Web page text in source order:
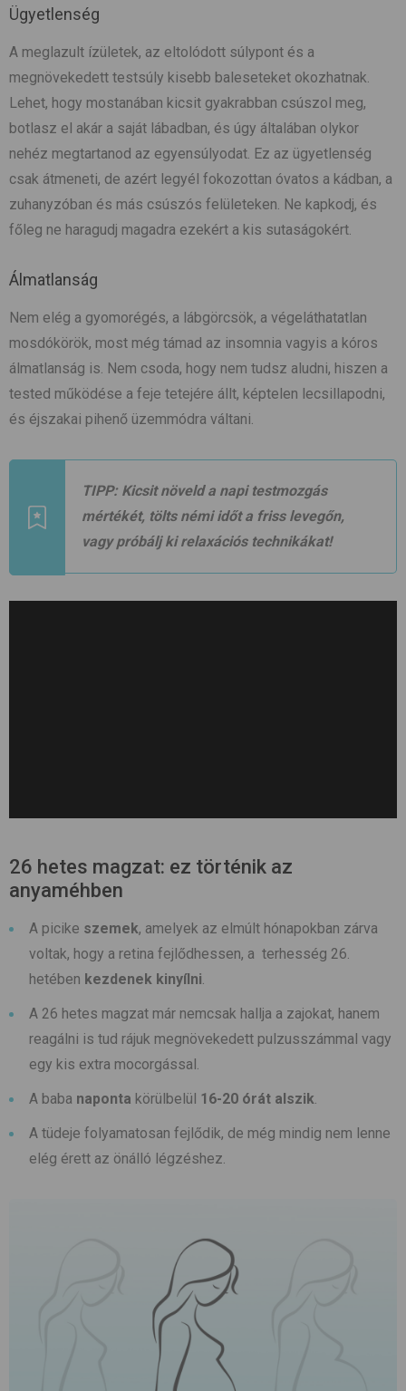
Ügyetlenség
A meglazult ízületek, az eltolódott súlypont és a
megnövekedett testsúly kisebb baleseteket okozhatnak.
Lehet, hogy mostanában kicsit gyakrabban csúszol meg,
botlasz el akár a saját lábadban, és úgy általában olykor
nehéz megtartanod az egyensúlyodat. Ez az ügyetlenség
csak átmeneti, de azért legyél fokozottan óvatos a kádban, a
zuhanyzóban és más csúszós felületeken. Ne kapkodj, és
főleg ne haragudj magadra ezekért a kis sutaságokért.
Álmatlanság
Nem elég a gyomorégés, a lábgörcsök, a végeláthatatlan
mosdókörök, most még támad az insomnia vagyis a kóros
álmatlanság is. Nem csoda, hogy nem tudsz aludni, hiszen a
tested működése a feje tetejére állt, képtelen lecsillapodni,
és éjszakai pihenő üzemmódra váltani.
TIPP: Kicsit növeld a napi testmozgás
mértékét, tölts némi időt a friss levegőn,
vagy próbálj ki relaxációs technikákat!
26 hetes magzat: ez történik az
anyaméhben
A picike szemek, amelyek az elmúlt hónapokban zárva
voltak, hogy a retina fejlődhessen, a terhesség 26.
hetében kezdenek kinyílni.
A 26 hetes magzat már nemcsak hallja a zajokat, hanem
reagálni is tud rájuk megnövekedett pulzusszámmal vagy
egy kis extra mocorgással.
A baba naponta körülbelül 16-20 órát alszik.
A tüdeje folyamatosan fejlődik, de még mindig nem lenne
elég érett az önálló légzéshez.